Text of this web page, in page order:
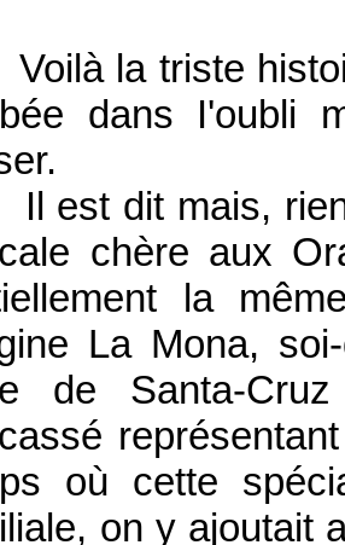
la triste
dans I'oubli
dit mais, rien
chère aux
la
La Mona,
de Santa-
où cette
on y ajoutait